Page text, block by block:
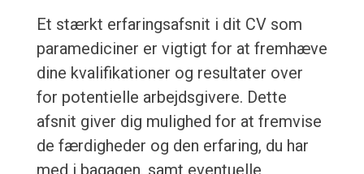
Et stærkt erfaringsafsnit i dit CV som
paramediciner er vigtigt for at fremhæve
dine kvalifikationer og resultater over
for potentielle arbejdsgivere. Dette
afsnit giver dig mulighed for at fremvise
de færdigheder og den erfaring, du har
med i bagagen, samt eventuelle